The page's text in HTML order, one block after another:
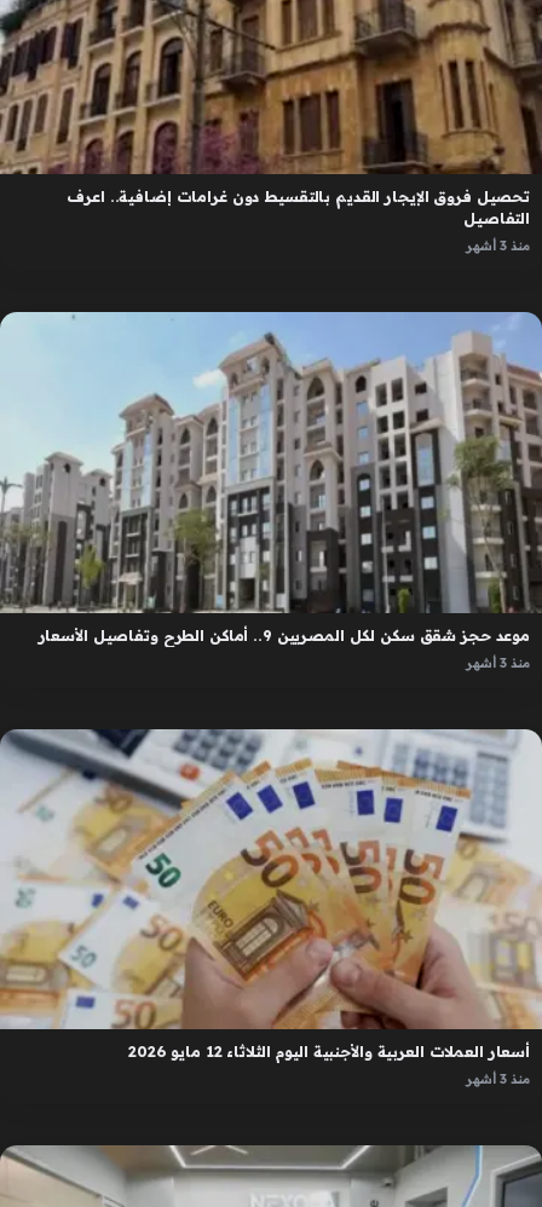
تحصيل فروق الإيجار القديم بالتقسيط دون غرامات إضافية.. اعرف
التفاصيل
منذ 3 أشهر
موعد حجز شقق سكن لكل المصريين 9.. أماكن الطرح وتفاصيل الأسعار
منذ 3 أشهر
أسعار العملات العربية والأجنبية اليوم الثلاثاء 12 مايو 2026
منذ 3 أشهر